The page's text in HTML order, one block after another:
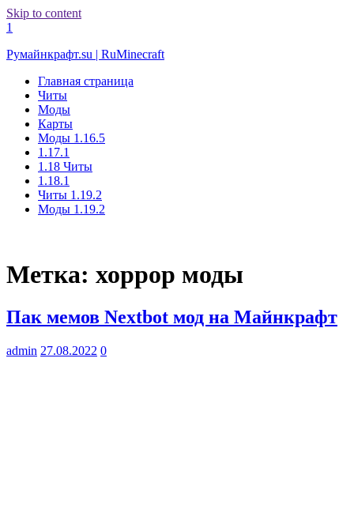
Skip to content
1
Румайнкрафт.su | RuMinecraft
Главная страница
Читы
Моды
Карты
Моды 1.16.5
1.17.1
1.18 Читы
1.18.1
Читы 1.19.2
Моды 1.19.2
Метка: хоррор моды
Пак мемов Nextbot мод на Майнкрафт
admin 27.08.2022 0